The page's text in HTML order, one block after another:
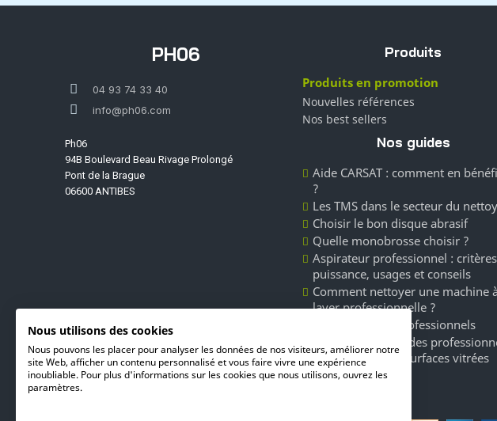
PH06
04 93 74 33 40
info@ph06.com
Ph06
94B Boulevard Beau Rivage Prolongé
Pont de la Brague
06600 ANTIBES
Produits
Produits en promotion
Nouvelles références
Nos best sellers
Nos guides
Aide CARSAT : comment en
?
Les TMS dans le secteur du
Choisir le bon disque abrasif
Quelle monobrosse choisir ?
Aspirateur professionnel :
puissance, usages et conseils
Comment nettoyer une machine
laver professionnelle ?
Les détergents professionnels
Unger la marque des
du nettoyage de surfaces vitrées
Nous utilisons des cookies
Nous pouvons les placer pour analyser les données de nos visiteurs, améliorer notre
site Web, afficher un contenu personnalisé et vous faire vivre une expérience
inoubliable. Pour plus d'informations sur les cookies que nous utilisons, ouvrez les
paramètres.